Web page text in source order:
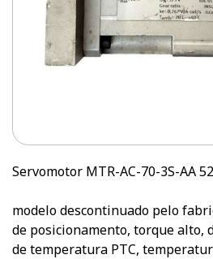
Servomotor MTR-AC-70-3S-AA
modelo descontinuado pelo
de posicionamento, torque alto,
de temperatura PTC,